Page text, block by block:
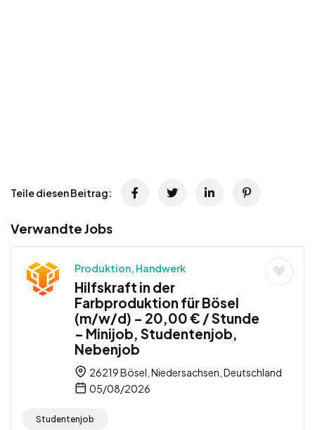
Teile diesen Beitrag:
Verwandte Jobs
Produktion, Handwerk
Hilfskraft in der
Farbproduktion für Bösel
(m/w/d) – 20,00 € / Stunde
– Minijob, Studentenjob,
Nebenjob
26219 Bösel, Niedersachsen, Deutschland
05/08/2026
Studentenjob